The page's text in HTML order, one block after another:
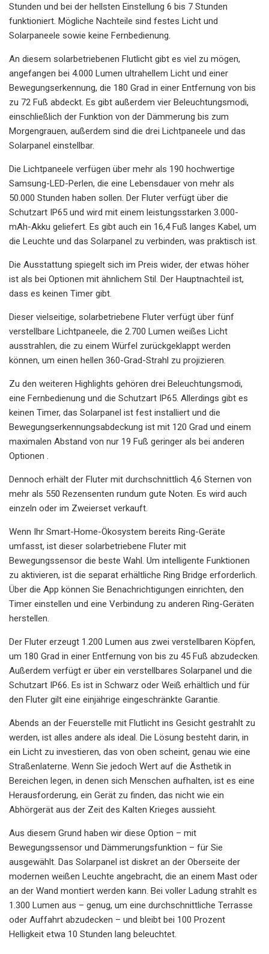
Stunden und bei der hellsten Einstellung 6 bis 7 Stunden
funktioniert. Mögliche Nachteile sind festes Licht und
Solarpaneele sowie keine Fernbedienung.
An diesem solarbetriebenen Flutlicht gibt es viel zu mögen,
angefangen bei 4.000 Lumen ultrahellem Licht und einer
Bewegungserkennung, die 180 Grad in einer Entfernung von bis
zu 72 Fuß abdeckt. Es gibt außerdem vier Beleuchtungsmodi,
einschließlich der Funktion von der Dämmerung bis zum
Morgengrauen, außerdem sind die drei Lichtpaneele und das
Solarpanel einstellbar.
Die Lichtpaneele verfügen über mehr als 190 hochwertige
Samsung-LED-Perlen, die eine Lebensdauer von mehr als
50.000 Stunden haben sollen. Der Fluter verfügt über die
Schutzart IP65 und wird mit einem leistungsstarken 3.000-
mAh-Akku geliefert. Es gibt auch ein 16,4 Fuß langes Kabel, um
die Leuchte und das Solarpanel zu verbinden, was praktisch ist.
Die Ausstattung spiegelt sich im Preis wider, der etwas höher
ist als bei Optionen mit ähnlichem Stil. Der Hauptnachteil ist,
dass es keinen Timer gibt.
Dieser vielseitige, solarbetriebene Fluter verfügt über fünf
verstellbare Lichtpaneele, die 2.700 Lumen weißes Licht
ausstrahlen, die zu einem Würfel zurückgeklappt werden
können, um einen hellen 360-Grad-Strahl zu projizieren.
Zu den weiteren Highlights gehören drei Beleuchtungsmodi,
eine Fernbedienung und die Schutzart IP65. Allerdings gibt es
keinen Timer, das Solarpanel ist fest installiert und die
Bewegungserkennungsabdeckung ist mit 120 Grad und einem
maximalen Abstand von nur 19 Fuß geringer als bei anderen
Optionen .
Dennoch erhält der Fluter mit durchschnittlich 4,6 Sternen von
mehr als 550 Rezensenten rundum gute Noten. Es wird auch
einzeln oder im Zweierset verkauft.
Wenn Ihr Smart-Home-Ökosystem bereits Ring-Geräte
umfasst, ist dieser solarbetriebene Fluter mit
Bewegungssensor die beste Wahl. Um intelligente Funktionen
zu aktivieren, ist die separat erhältliche Ring Bridge erforderlich.
Über die App können Sie Benachrichtigungen einrichten, den
Timer einstellen und eine Verbindung zu anderen Ring-Geräten
herstellen.
Der Fluter erzeugt 1.200 Lumen aus zwei verstellbaren Köpfen,
um 180 Grad in einer Entfernung von bis zu 45 Fuß abzudecken.
Außerdem verfügt er über ein verstellbares Solarpanel und die
Schutzart IP66. Es ist in Schwarz oder Weiß erhältlich und für
den Fluter gilt eine einjährige eingeschränkte Garantie.
Abends an der Feuerstelle mit Flutlicht ins Gesicht gestrahlt zu
werden, ist alles andere als ideal. Die Lösung besteht darin, in
ein Licht zu investieren, das von oben scheint, genau wie eine
Straßenlaterne. Wenn Sie jedoch Wert auf die Ästhetik in
Bereichen legen, in denen sich Menschen aufhalten, ist es eine
Herausforderung, ein Gerät zu finden, das nicht wie ein
Abhörgerät aus der Zeit des Kalten Krieges aussieht.
Aus diesem Grund haben wir diese Option – mit
Bewegungssensor und Dämmerungsfunktion – für Sie
ausgewählt. Das Solarpanel ist diskret an der Oberseite der
modernen weißen Leuchte angebracht, die an einem Mast oder
an der Wand montiert werden kann. Bei voller Ladung strahlt es
1.300 Lumen aus – genug, um eine durchschnittliche Terrasse
oder Auffahrt abzudecken – und bleibt bei 100 Prozent
Helligkeit etwa 10 Stunden lang beleuchtet.